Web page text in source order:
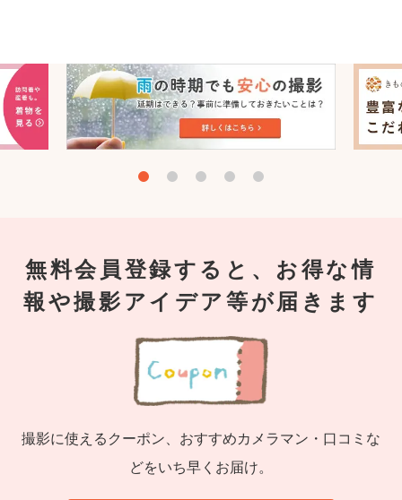
無料会員登録すると、お得な情
報や撮影アイデア等が届きます
撮影に使えるクーポン、おすすめカメラマン・口コミな
どをいち早くお届け。